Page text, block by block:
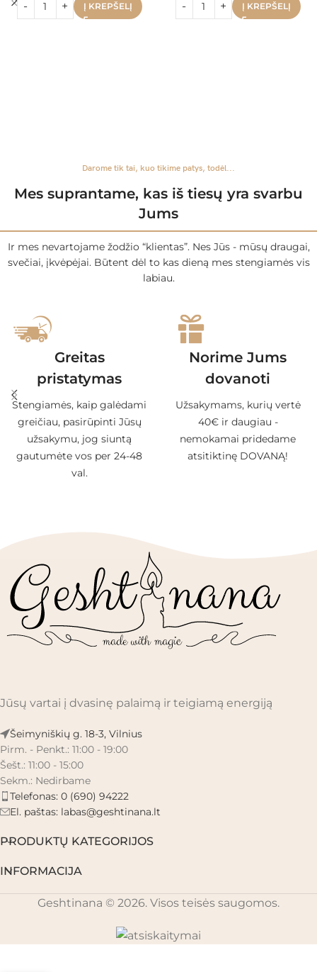
Į KREPŠELĮ Į KREPŠELĮ
Darome tik tai, kuo tikime patys, todėl...
Mes suprantame, kas iš tiesų yra svarbu
Jums
Ir mes nevartojame žodžio “klientas”. Nes Jūs - mūsų draugai,
svečiai, įkvėpėjai. Būtent dėl to kas dieną mes stengiamės vis
labiau.
Greitas
pristatymas
Stengiamės, kaip galėdami
greičiau, pasirūpinti Jūsų
užsakymu, jog siuntą
gautumėte vos per 24-48
val.
Norime Jums
dovanoti
Užsakymams, kurių vertė
40€ ir daugiau -
nemokamai pridedame
atsitiktinę DOVANĄ!
Jūsų vartai į dvasinę palaimą ir teigiamą energiją
Šeimyniškių g. 18-3, Vilnius
Pirm. - Penkt.: 11:00 - 19:00
Šešt.: 11:00 - 15:00
Sekm.: Nedirbame
Telefonas: 0 (690) 94222
El. paštas: labas@geshtinana.lt
PRODUKTŲ KATEGORIJOS
INFORMACIJA
Geshtinana © 2026. Visos teisės saugomos.